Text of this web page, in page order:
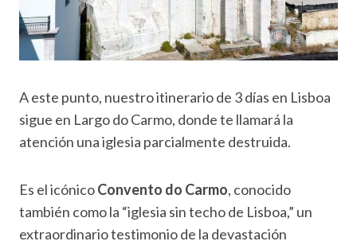
A este punto, nuestro itinerario de 3 días en Lisboa
sigue en Largo do Carmo, donde te llamará la
atención una iglesia parcialmente destruida.
Es el icónicoConvento do Carmo, conocido
también como la “iglesia sin techo de Lisboa,” un
extraordinario testimonio de la devastación